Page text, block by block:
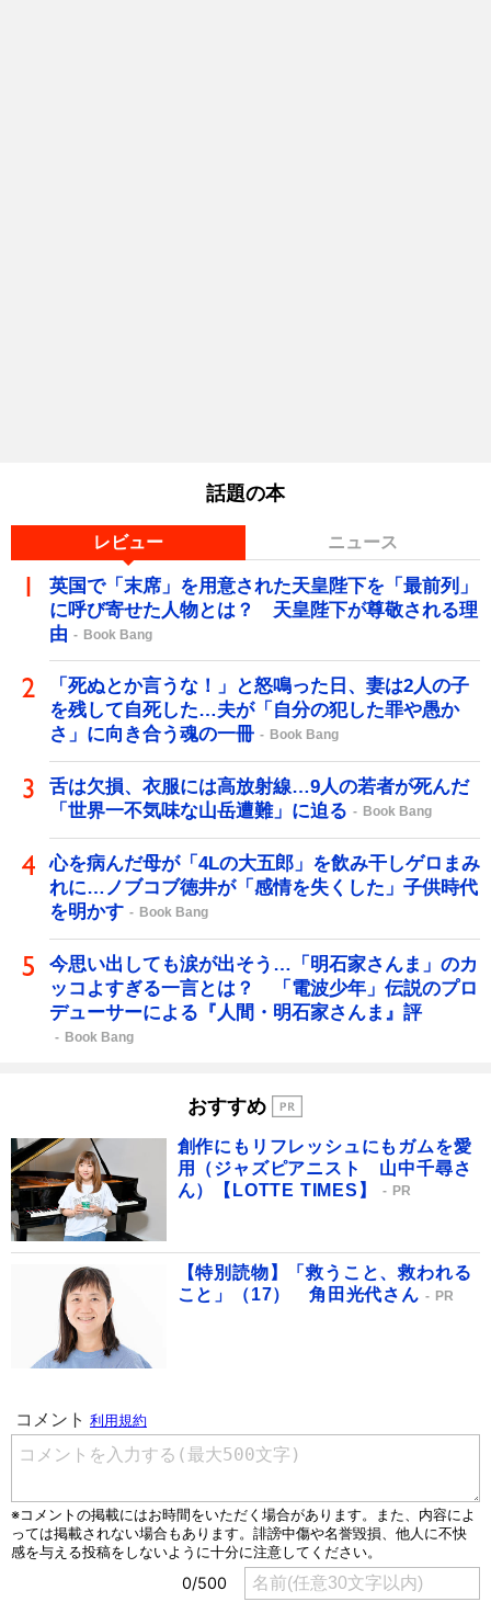
話題の本
レビュー ニュース
英国で「末席」を用意された天皇陛下を「最前列」
に呼び寄せた人物とは？ 天皇陛下が尊敬される理
由
Book Bang
「死ぬとか言うな！」と怒鳴った日、妻は2人の子
を残して自死した…夫が「自分の犯した罪や愚か
さ」に向き合う魂の一冊
Book Bang
舌は欠損、衣服には高放射線…9人の若者が死んだ
「世界一不気味な山岳遭難」に迫る
Book Bang
心を病んだ母が「4Lの大五郎」を飲み干しゲロまみ
れに…ノブコブ徳井が「感情を失くした」子供時代
を明かす
Book Bang
今思い出しても涙が出そう…「明石家さんま」のカ
ッコよすぎる一言とは？ 「電波少年」伝説のプロ
デューサーによる『人間・明石家さんま』評
Book Bang
おすすめ
創作にもリフレッシュにもガムを愛
用（ジャズピアニスト 山中千尋さ
ん）【LOTTE TIMES】
PR
【特別読物】「救うこと、救われる
こと」（17） 角田光代さん
PR